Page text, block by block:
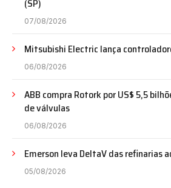
(SP)
07/08/2026
Mitsubishi Electric lança
06/08/2026
ABB compra Rotork por US$ 5,5
de válvulas
06/08/2026
Emerson leva DeltaV das refinarias
05/08/2026